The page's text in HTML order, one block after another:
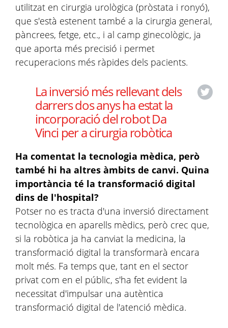
utilitzat en cirurgia urològica (pròstata i ronyó),
que s'està estenent també a la cirurgia general,
pàncrees, fetge, etc., i al camp ginecològic, ja
que aporta més precisió i permet
recuperacions més ràpides dels pacients.
La inversió més rellevant dels
darrers dos anys ha estat la
incorporació del robot Da
Vinci per a cirurgia robòtica
Ha comentat la tecnologia mèdica, però
també hi ha altres àmbits de canvi. Quina
importància té la transformació digital
dins de l'hospital?
Potser no es tracta d'una inversió directament
tecnològica en aparells mèdics, però crec que,
si la robòtica ja ha canviat la medicina, la
transformació digital la transformarà encara
molt més. Fa temps que, tant en el sector
privat com en el públic, s'ha fet evident la
necessitat d'impulsar una autèntica
transformació digital de l'atenció mèdica.